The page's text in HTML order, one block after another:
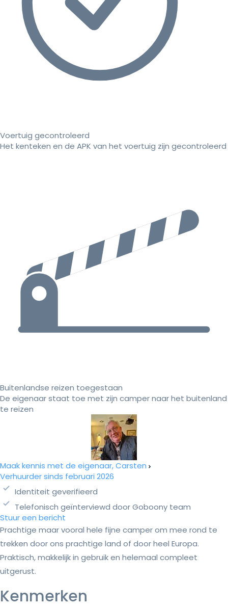
Voertuig gecontroleerd
Het kenteken en de APK van het voertuig zijn gecontroleerd
Buitenlandse reizen toegestaan
De eigenaar staat toe met zijn camper naar het buitenland
te reizen
Maak kennis met de eigenaar, Carsten
Verhuurder sinds februari 2026
Identiteit geverifieerd
Telefonisch geïnterviewd door Goboony team
Stuur een bericht
Prachtige maar vooral hele fijne camper om mee rond te
trekken door ons prachtige land of door heel Europa.
Praktisch, makkelijk in gebruik en helemaal compleet
uitgerust.
Kenmerken